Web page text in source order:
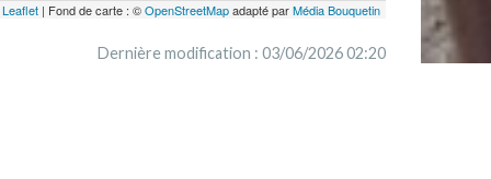
Leaflet | Fond de carte : ©OpenStreetMapadapté parMédia Bouquetin
Dernière modification : 03/06/2026 02:20